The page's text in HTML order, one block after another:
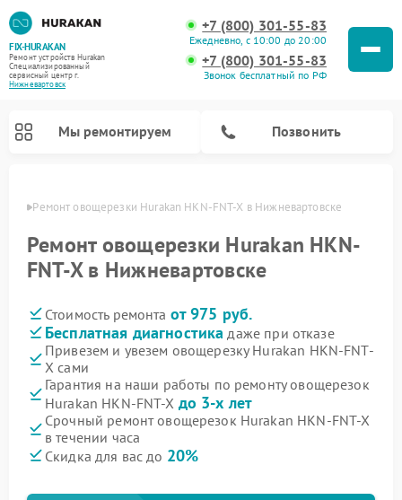
FIX-HURAKAN
Ремонт устройств Hurakan
Специализированный
cервисный центр г.
Нижневартовск
+7 (800) 301-55-83
Ежедневно, с 10:00 до 20:00
+7 (800) 301-55-83
Звонок бесплатный по РФ
Мы ремонтируем Позвонить
Ремонт овощерезки Hurakan HKN-FNT-X в Нижневартовске
Ремонт овощерезки Hurakan HKN-
FNT-X в Нижневартовске
Стоимость ремонта от 975 руб.
Бесплатная диагностика даже при отказе
Привезем и увезем овощерезку Hurakan HKN-FNT-
X сами
Гарантия на наши работы по ремонту овощерезок
Hurakan HKN-FNT-X до 3-х лет
Срочный ремонт овощерезок Hurakan HKN-FNT-X
в течении часа
Скидка для вас до 20%